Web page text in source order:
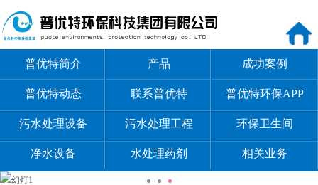
普优特简介 产品 成功案例
普优特动态 联系普优特 普优特环保APP
污水处理设备 污水处理工程 环保卫生间
净水设备 水处理药剂 相关业务